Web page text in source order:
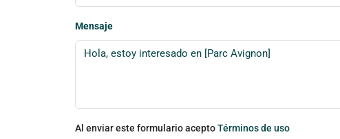
Mensaje
Al enviar este formulario aceptoTérminos de uso